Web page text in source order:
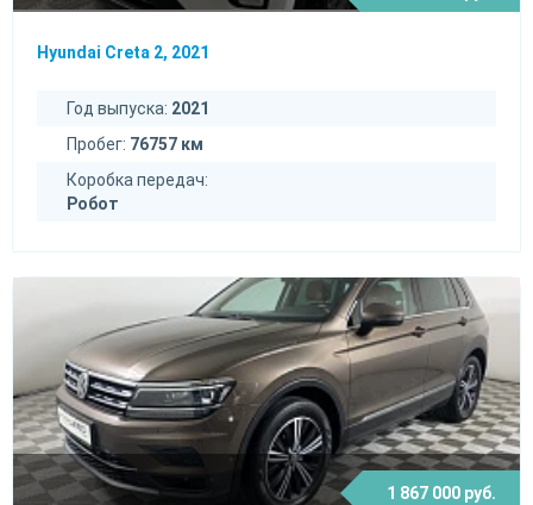
Hyundai Creta 2, 2021
Год выпуска: 2021
Пробег: 76757 км
Коробка передач:
Робот
1 867 000 руб.